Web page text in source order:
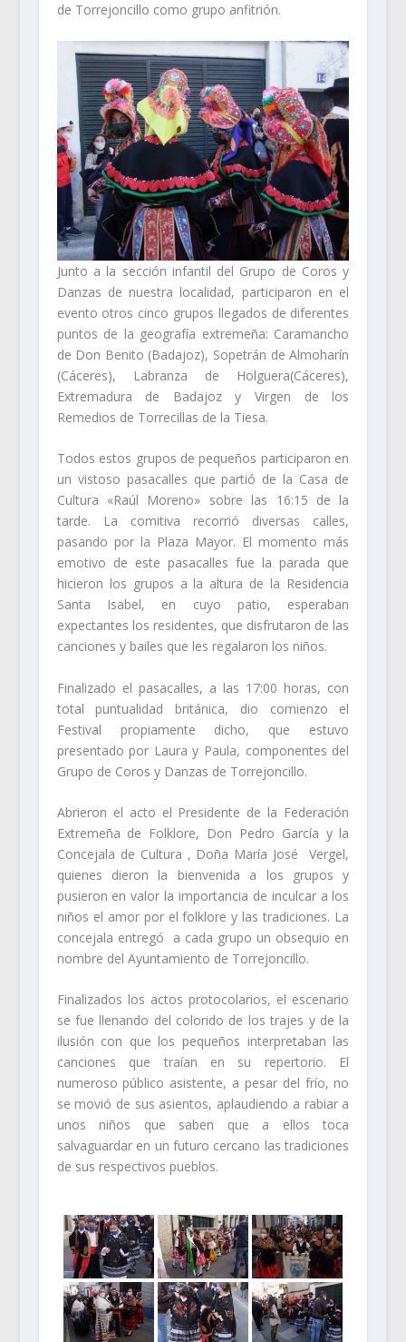
de Torrejoncillo como grupo anfitrión.
Junto a la sección infantil del Grupo de Coros y
Danzas de nuestra localidad, participaron en el
evento otros cinco grupos llegados de diferentes
puntos de la geografía extremeña: Caramancho
de Don Benito (Badajoz), Sopetrán de Almoharín
(Cáceres), Labranza de Holguera(Cáceres),
Extremadura de Badajoz y Virgen de los
Remedios de Torrecillas de la Tiesa.
Todos estos grupos de pequeños participaron en
un vistoso pasacalles que partió de la Casa de
Cultura «Raúl Moreno» sobre las 16:15 de la
tarde. La comitiva recorrió diversas calles,
pasando por la Plaza Mayor. El momento más
emotivo de este pasacalles fue la parada que
hicieron los grupos a la altura de la Residencia
Santa Isabel, en cuyo patio, esperaban
expectantes los residentes, que disfrutaron de las
canciones y bailes que les regalaron los niños.
Finalizado el pasacalles, a las 17:00 horas, con
total puntualidad británica, dio comienzo el
Festival propiamente dicho, que estuvo
presentado por Laura y Paula, componentes del
Grupo de Coros y Danzas de Torrejoncillo.
Abrieron el acto el Presidente de la Federación
Extremeña de Folklore, Don Pedro García y la
Concejala de Cultura , Doña María José Vergel,
quienes dieron la bienvenida a los grupos y
pusieron en valor la importancia de inculcar a los
niños el amor por el folklore y las tradiciones. La
concejala entregó a cada grupo un obsequio en
nombre del Ayuntamiento de Torrejoncillo.
Finalizados los actos protocolarios, el escenario
se fue llenando del colorido de los trajes y de la
ilusión con que los pequeños interpretaban las
canciones que traían en su repertorio. El
numeroso público asistente, a pesar del frío, no
se movió de sus asientos, aplaudiendo a rabiar a
unos niños que saben que a ellos toca
salvaguardar en un futuro cercano las tradiciones
de sus respectivos pueblos.